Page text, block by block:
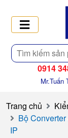
Tìm
kiếm
0914
Mr.Tuấn
Trang chủ
Bộ
IP